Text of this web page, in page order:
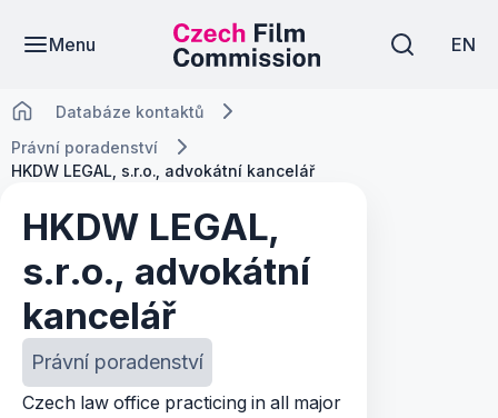
Menu EN
Databáze kontaktů
Právní poradenství
HKDW LEGAL, s.r.o., advokátní kancelář
HKDW LEGAL,
s.r.o., advokátní
kancelář
Právní poradenství
Czech law office practicing in all major